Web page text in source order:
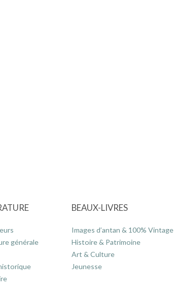
générale
BEAUX-LIVRES
Images d’antan & 100% Vintage
Histoire & Patrimoine
Art & Culture
Jeunesse